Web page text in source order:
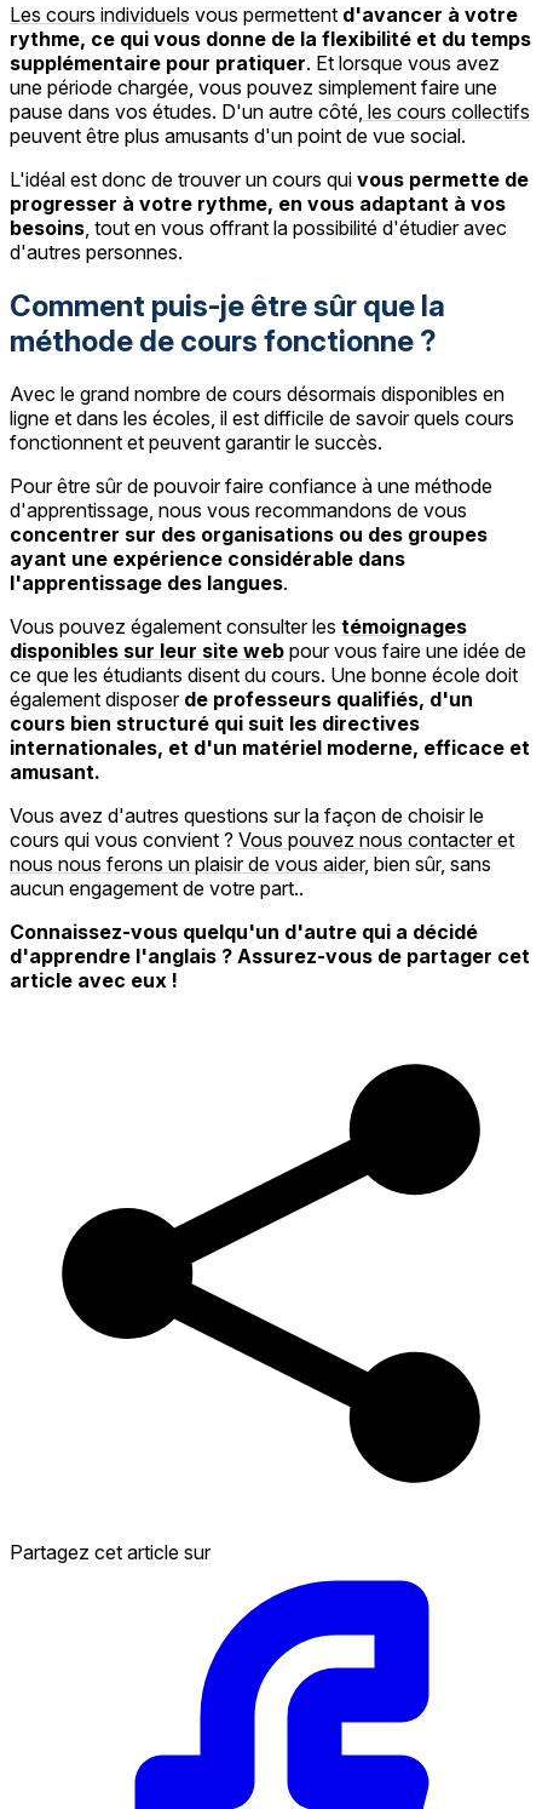
Les cours individuels vous permettent d'avancer à votre
rythme, ce qui vous donne de la flexibilité et du temps
supplémentaire pour pratiquer. Et lorsque vous avez
une période chargée, vous pouvez simplement faire une
pause dans vos études. D'un autre côté, les cours collectifs
peuvent être plus amusants d'un point de vue social.
L'idéal est donc de trouver un cours qui vous permette de
progresser à votre rythme, en vous adaptant à vos
besoins , tout en vous offrant la possibilité d'étudier avec
d'autres personnes.
Comment puis-je être sûr que la
méthode de cours fonctionne ?
Avec le grand nombre de cours désormais disponibles en
ligne et dans les écoles, il est difficile de savoir quels cours
fonctionnent et peuvent garantir le succès.
Pour être sûr de pouvoir faire confiance à une méthode
d'apprentissage, nous vous recommandons de vous
concentrer sur des organisations ou des groupes
ayant une expérience considérable dans
l'apprentissage des langues.
Vous pouvez également consulter les témoignages
disponibles sur leur site web pour vous faire une idée de
ce que les étudiants disent du cours. Une bonne école doit
également disposer de professeurs qualifiés, d'un
cours bien structuré qui suit les directives
internationales, et d'un matériel moderne, efficace et
amusant.
Vous avez d'autres questions sur la façon de choisir le
cours qui vous convient ? Vous pouvez nous contacter et
nous nous ferons un plaisir de vous aider, bien sûr, sans
aucun engagement de votre part..
Connaissez-vous quelqu'un d'autre qui a décidé
d'apprendre l'anglais ? Assurez-vous de partager cet
article avec eux !
Partagez cet article sur